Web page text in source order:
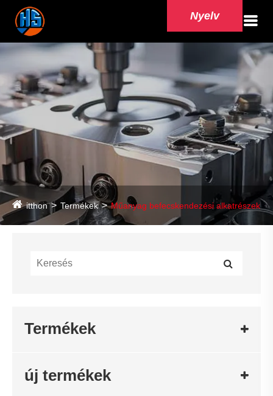
Nyelv
itthon Termékek Műanyag befecskendezési alkatrészek
Termékek
új termékek